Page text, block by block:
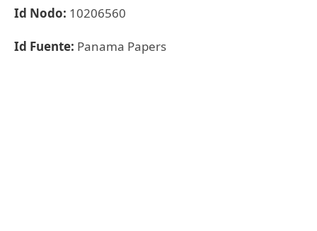
Id Nodo: 10206560
Id Fuente: Panama Papers